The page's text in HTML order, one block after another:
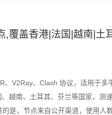
,覆盖香港|法国|越南|土
、V2Ray、Clash 协议，适用于多
越南、土耳其、芬兰等国家，测
是，节点来自公开渠道，使用人